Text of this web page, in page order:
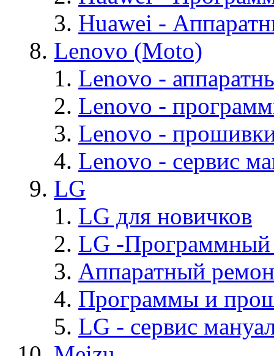
Huawei -
Lenovo (Moto)
Lenovo -
Lenovo -
Lenovo -
Lenovo - cервис
LG
LG для новичков
LG -Программный
Аппаратный
Программы и
LG - cервис